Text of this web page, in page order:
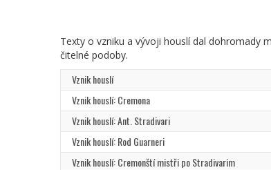
Texty o vzniku a vývoji houslí dal dohromady
čitelné podoby.
Vznik houslí
Vznik houslí: Cremona
Vznik houslí: Ant. Stradivari
Vznik houslí: Rod Guarneri
Vznik houslí: Cremonští mistři po Stradivarim